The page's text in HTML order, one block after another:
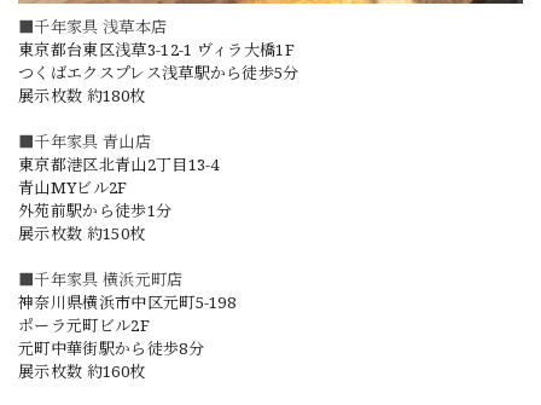
■千年家具 浅草本店
東京都台東区浅草3-12-1 ヴィラ大橋1F
つくばエクスプレス浅草駅から徒歩5分
展示枚数 約180枚
■千年家具 青山店
東京都港区北青山2丁目13-4
青山MYビル2F
外苑前駅から徒歩1分
展示枚数 約150枚
■千年家具 横浜元町店
神奈川県横浜市中区元町5-198
ポーラ元町ビル2F
元町中華街駅から徒歩8分
展示枚数 約160枚